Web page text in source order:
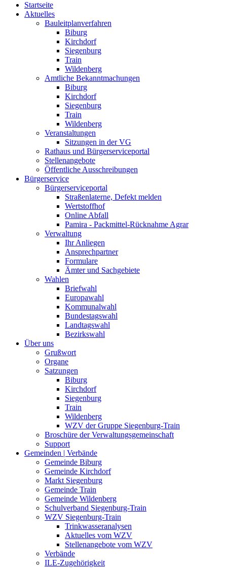
Startseite
Aktuelles
Bauleitplanverfahren
Biburg
Kirchdorf
Siegenburg
Train
Wildenberg
Amtliche Bekanntmachungen
Biburg
Kirchdorf
Siegenburg
Train
Wildenberg
Veranstaltungen
Sitzungen in der VG
Rathaus und Bürgerserviceportal
Stellenangebote
Öffentliche Ausschreibungen
Bürgerservice
Bürgerserviceportal
Straßenlaterne, Defekt melden
Wertstoffhof
Online Abfall
Pamira - Packmittel-Rücknahme Agrar
Verwaltung
Ihr Anliegen
Ansprechpartner
Formulare
Ämter und Sachgebiete
Wahlen
Briefwahl
Europawahl
Kommunalwahl
Bundestagswahl
Landtagswahl
Bezirkswahl
Über uns
Grußwort
Organe
Satzungen
Biburg
Kirchdorf
Siegenburg
Train
Wildenberg
WZV der Gruppe Siegenburg-Train
Broschüre der Verwaltungsgemeinschaft
Support
Gemeinden | Verbände
Gemeinde Biburg
Gemeinde Kirchdorf
Markt Siegenburg
Gemeinde Train
Gemeinde Wildenberg
Schulverband Siegenburg-Train
WZV Siegenburg-Train
Trinkwasseranalysen
Aktuelles vom WZV
Stellenangebote vom WZV
Verbände
ILE-Zugehörigkeit